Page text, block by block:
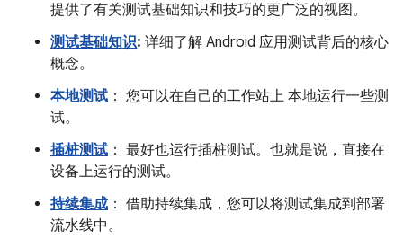
提供了有关测试基础知识和技巧的更广泛的视图。
测试基础知识: 详细了解 Android 应用测试背后的核心
概念。
本地测试 ： 您可以在自己的工作站上 本地运行一些测
试。
插桩测试 ： 最好也运行插桩测试。也就是说，直接在
设备上运行的测试。
持续集成 ： 借助持续集成，您可以将测试集成到部署
流水线中。